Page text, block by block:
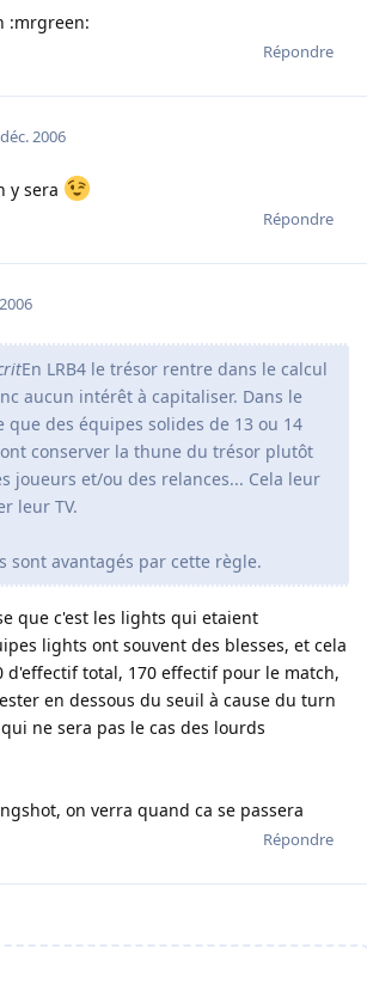
:mrgreen:
Répondre
2006
y sera
Répondre
En LRB4 le trésor rentre dans le calcul
aucun intérêt à capitaliser. Dans le
que des équipes solides de 13 ou 14
conserver la thune du trésor plutôt
joueurs et/ou des relances... Cela leur
leur TV.
sont avantagés par cette règle.
que c'est les lights qui etaient
lights ont souvent des blesses, et cela
d'effectif total, 170 effectif pour le match,
en dessous du seuil à cause du turn
ne sera pas le cas des lourds
on verra quand ca se passera
Répondre